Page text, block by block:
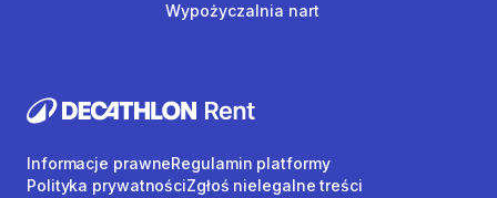
Wypożyczalnia nart
Informacje prawneRegulamin platformy
Polityka prywatnościZgłoś nielegalne treści